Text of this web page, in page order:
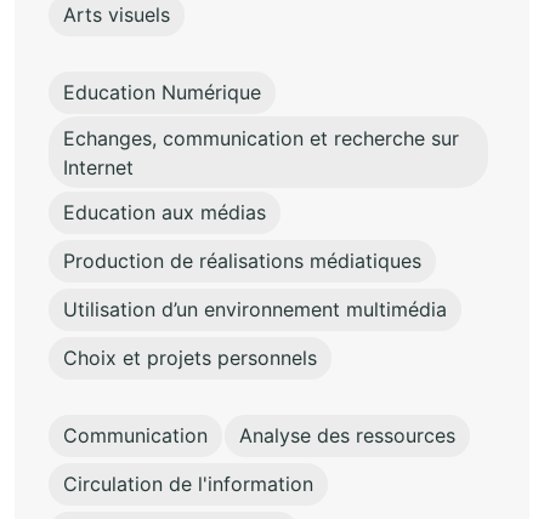
Arts visuels
Education Numérique
Echanges, communication et recherche sur
Internet
Education aux médias
Production de réalisations médiatiques
Utilisation d’un environnement multimédia
Choix et projets personnels
Communication
Analyse des ressources
Circulation de l'information